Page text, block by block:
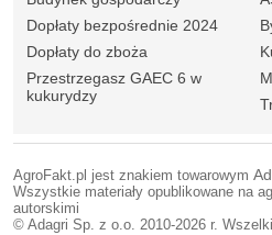
Dopłaty bezpośrednie 2024
Dopłaty do zboża
Przestrzegasz GAEC 6 w
kukurydzy
AgroFakt.pl jest znakiem towarowym
Wszystkie materiały opublikowane na
autorskimi
© Adagri Sp. z o.o. 2010-2026 r.